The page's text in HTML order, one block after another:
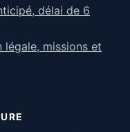
délai de 6
missions et